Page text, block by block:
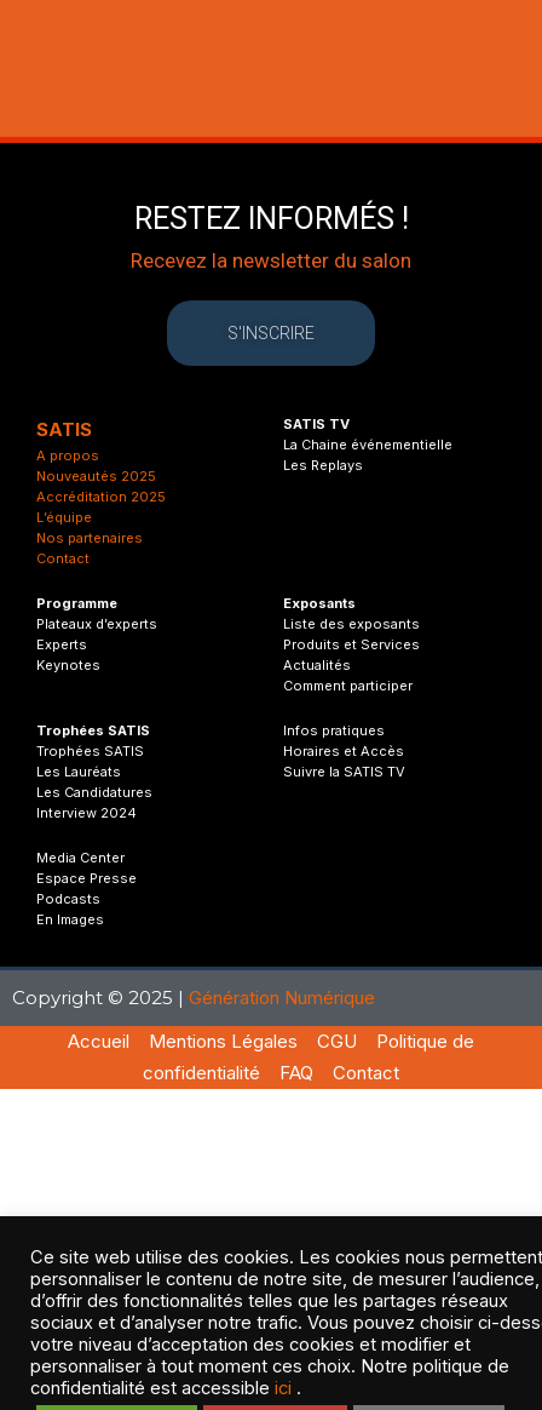
RESTEZ INFORMÉS !
Recevez la newsletter du salon
S'INSCRIRE
SATIS
A propos
Nouveautés 2025
Accréditation 2025
L’équipe
Nos partenaires
Contact
SATIS TV
La Chaine événementielle
Les Replays
Programme
Plateaux d’experts
Experts
Keynotes
Exposants
Liste des exposants
Produits et Services
Actualités
Comment participer
Trophées SATIS
Trophées SATIS
Les Lauréats
Les Candidatures
Interview 2024
Infos pratiques
Horaires et Accès
Suivre la SATIS TV
Media Center
Espace Presse
Podcasts
En Images
Copyright © 2025 | Génération Numérique
Accueil
Mentions Légales CGU
Politique de
confidentialité
FAQ Contact
Ce site web utilise des cookies. Les cookies nous
personnaliser le contenu de notre site, de mesurer l’audience,
d’offrir des fonctionnalités telles que les partages réseaux
sociaux et d’analyser notre trafic. Vous pouvez choisir ci-
votre niveau d’acceptation des cookies et modifier et
personnaliser à tout moment ces choix. Notre politique de
confidentialité est accessible ici .